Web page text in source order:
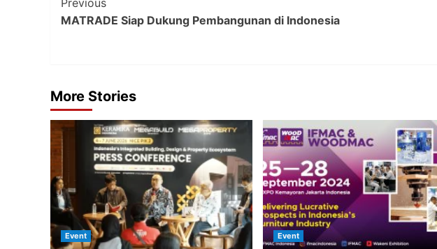
Navigation
Previous
MATRADE Siap Dukung Pembangunan di Indonesia
More Stories
Event Event